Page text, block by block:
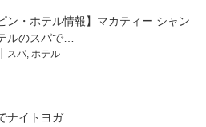
ン・ホテル情報】マカティー シャン
ルのスパで…
スパ, ホテル
ナイトヨガ